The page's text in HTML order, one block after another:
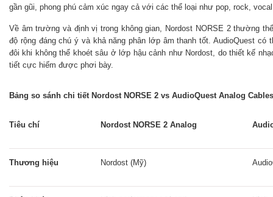
gần gũi, phong phú cảm xúc ngay cả với các thể loại như pop, rock,
Về âm trường và định vị trong không gian, Nordost NORSE 2 thường
độ rộng đáng chú ý và khả năng phân lớp âm thanh tốt. AudioQuest có
đôi khi không thể khoét sâu ở lớp hậu cảnh như Nordost, do thiết kế
tiết cực hiếm được phơi bày.
Bảng so sánh chi tiết Nordost NORSE 2 vs AudioQuest Analog Cables
Tiêu chí Nordost NORSE 2 Analog
Thương hiệu Nordost (Mỹ)